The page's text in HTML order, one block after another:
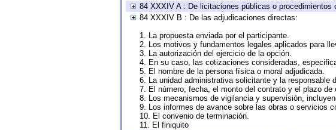
84 XXXIV A : De licitaciones públicas o procedimientos
84 XXXIV B : De las adjudicaciones directas:
1. La propuesta enviada por el participante.
2. Los motivos y fundamentos legales aplicados para
3. La autorización del ejercicio de la opción.
4. En su caso, las cotizaciones consideradas,
5. El nombre de la persona física o moral adjudicada.
6. La unidad administrativa solicitante y la responsable
7. El número, fecha, el monto del contrato y el plazo
8. Los mecanismos de vigilancia y supervisión,
9. Los informes de avance sobre las obras o servicios
10. El convenio de terminación.
11. El finiquito